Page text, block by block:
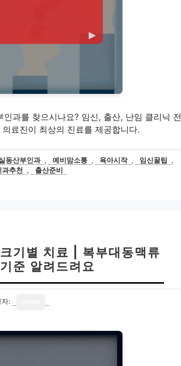
과를 찾으시나요? 임신, 출산, 난임 클리닉 전
료진이 최상의 진료를 제공합니다.
동산부인과 , 예비맘소통 , 육아시작 , 임신꿀팁
,
과추천 , 출산준비
기별 치료 | 복부대동맥류
준 알려드려요
자: